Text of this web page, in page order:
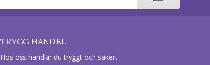
TRYGG HANDEL
Hos oss handlar du tryggt och säkert